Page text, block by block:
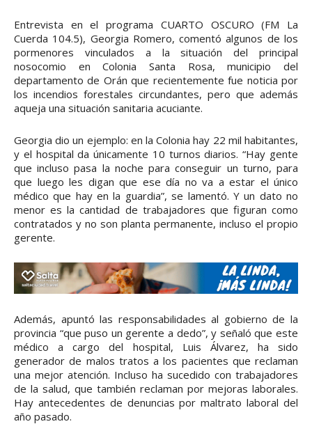
Entrevista en el programa CUARTO OSCURO (FM La
Cuerda 104.5), Georgia Romero, comentó algunos de los
pormenores vinculados a la situación del principal
nosocomio en Colonia Santa Rosa, municipio del
departamento de Orán que recientemente fue noticia por
los incendios forestales circundantes, pero que además
aqueja una situación sanitaria acuciante.
Georgia dio un ejemplo: en la Colonia hay 22 mil habitantes,
y el hospital da únicamente 10 turnos diarios. “Hay gente
que incluso pasa la noche para conseguir un turno, para
que luego les digan que ese día no va a estar el único
médico que hay en la guardia”, se lamentó. Y un dato no
menor es la cantidad de trabajadores que figuran como
contratados y no son planta permanente, incluso el propio
gerente.
Además, apuntó las responsabilidades al gobierno de la
provincia “que puso un gerente a dedo”, y señaló que este
médico a cargo del hospital, Luis Álvarez, ha sido
generador de malos tratos a los pacientes que reclaman
una mejor atención. Incluso ha sucedido con trabajadores
de la salud, que también reclaman por mejoras laborales.
Hay antecedentes de denuncias por maltrato laboral del
año pasado.